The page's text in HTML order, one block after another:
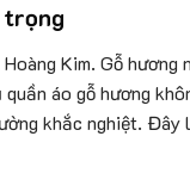
trọng
Kim. Gỗ hương
áo gỗ hương
khắc nghiệt. Đây